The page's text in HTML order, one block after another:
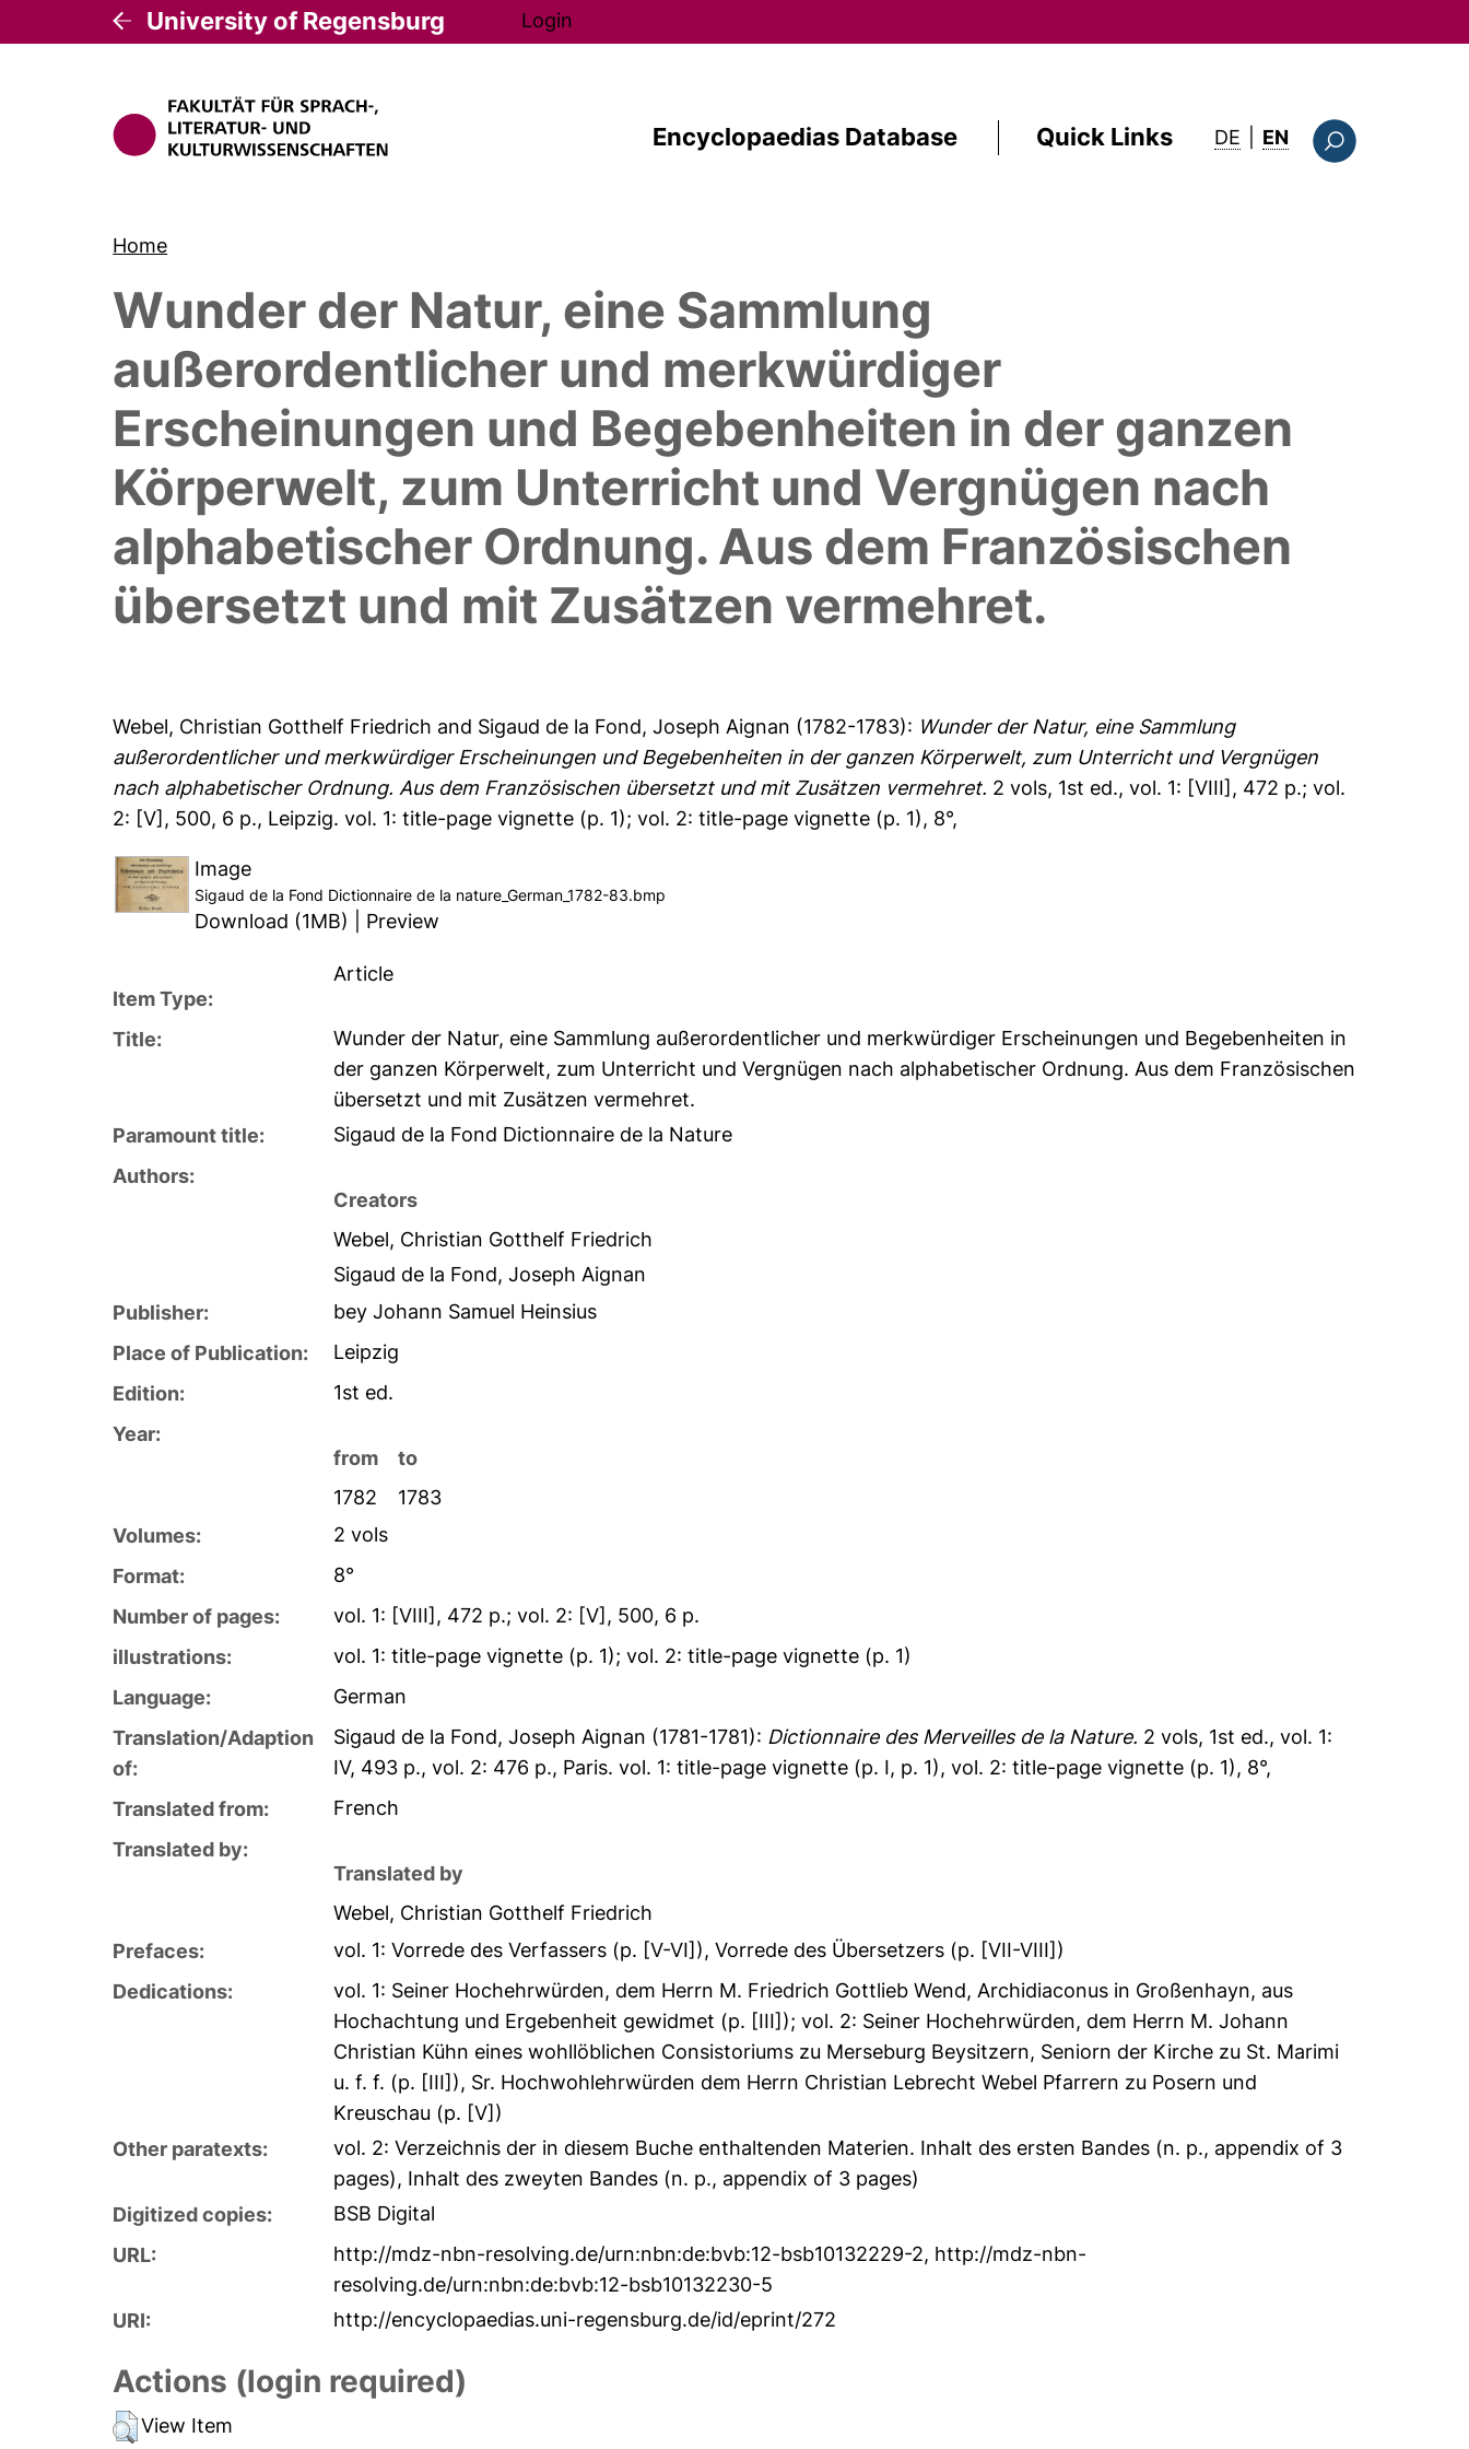
University of Regensburg Login
Encyclopaedias Database Quick Links DE: this page in English
EN
Home
Wunder der Natur, eine Sammlung
außerordentlicher und merkwürdiger
Erscheinungen und Begebenheiten in der ganzen
Körperwelt, zum Unterricht und Vergnügen nach
alphabetischer Ordnung. Aus dem Französischen
übersetzt und mit Zusätzen vermehret.
Webel, Christian Gotthelf Friedrich and Sigaud de la Fond, Joseph Aignan (1782-1783): Wunder der Natur, eine Sammlung
außerordentlicher und merkwürdiger Erscheinungen und Begebenheiten in der ganzen Körperwelt, zum Unterricht und Vergnügen
nach alphabetischer Ordnung. Aus dem Französischen übersetzt und mit Zusätzen vermehret. 2 vols, 1st ed., vol. 1: [VIII], 472 p.; vol.
2: [V], 500, 6 p., Leipzig. vol. 1: title-page vignette (p. 1); vol. 2: title-page vignette (p. 1), 8°,
Image
Sigaud de la Fond Dictionnaire de la nature_German_1782-83.bmp
Download (1MB) Preview
Item Type:
Article
Title:
Wunder der Natur, eine Sammlung außerordentlicher und merkwürdiger Erscheinungen und Begebenheiten in
der ganzen Körperwelt, zum Unterricht und Vergnügen nach alphabetischer Ordnung. Aus dem Französischen
übersetzt und mit Zusätzen vermehret.
Paramount title:
Sigaud de la Fond Dictionnaire de la Nature
Authors:
Creators
Webel, Christian Gotthelf Friedrich
Sigaud de la Fond, Joseph Aignan
Publisher:
bey Johann Samuel Heinsius
Place of Publication:
Leipzig
Edition:
1st ed.
Year:
from
to
1782
1783
Volumes:
2 vols
Format:
8°
Number of pages:
vol. 1: [VIII], 472 p.; vol. 2: [V], 500, 6 p.
illustrations:
vol. 1: title-page vignette (p. 1); vol. 2: title-page vignette (p. 1)
Language:
German
Translation/Adaption
of:
Sigaud de la Fond, Joseph Aignan (1781-1781): Dictionnaire des Merveilles de la Nature. 2 vols, 1st ed., vol. 1:
IV, 493 p., vol. 2: 476 p., Paris. vol. 1: title-page vignette (p. I, p. 1), vol. 2: title-page vignette (p. 1), 8°,
Translated from:
French
Translated by:
Translated by
Webel, Christian Gotthelf Friedrich
Prefaces:
vol. 1: Vorrede des Verfassers (p. [V-VI]), Vorrede des Übersetzers (p. [VII-VIII])
Dedications:
vol. 1: Seiner Hochehrwürden, dem Herrn M. Friedrich Gottlieb Wend, Archidiaconus in Großenhayn, aus
Hochachtung und Ergebenheit gewidmet (p. [III]); vol. 2: Seiner Hochehrwürden, dem Herrn M. Johann
Christian Kühn eines wohllöblichen Consistoriums zu Merseburg Beysitzern, Seniorn der Kirche zu St. Marimi
u. f. f. (p. [III]), Sr. Hochwohlehrwürden dem Herrn Christian Lebrecht Webel Pfarrern zu Posern und
Kreuschau (p. [V])
Other paratexts:
vol. 2: Verzeichnis der in diesem Buche enthaltenden Materien. Inhalt des ersten Bandes (n. p., appendix of 3
pages), Inhalt des zweyten Bandes (n. p., appendix of 3 pages)
Digitized copies:
BSB Digital
URL:
http://mdz-nbn-resolving.de/urn:nbn:de:bvb:12-bsb10132229-2, http://mdz-nbn-
resolving.de/urn:nbn:de:bvb:12-bsb10132230-5
URI:
http://encyclopaedias.uni-regensburg.de/id/eprint/272
Actions (login required)
View Item